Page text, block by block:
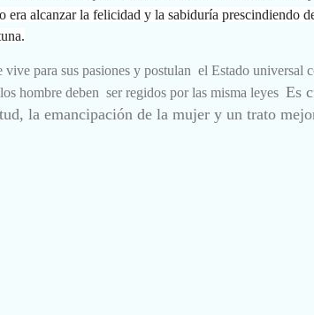
era alcanzar la felicidad y la sabiduría prescindiendo
para sus pasiones y postulan el Estado universal
hombre deben ser regidos por las misma leyes Es
la emancipación de la mujer y un trato